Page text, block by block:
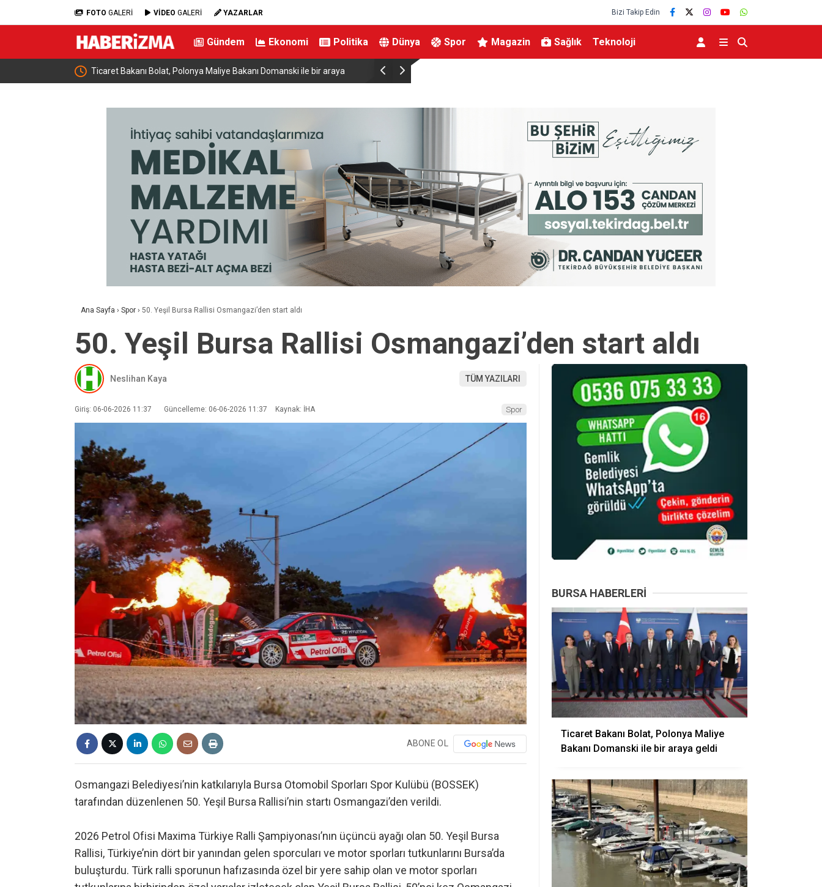
FOTO GALERİ VİDEO GALERİ YAZARLAR Bizi Takip Edin
Gündem Ekonomi Politika Dünya Spor Magazin Sağlık Teknoloji
Ticaret Bakanı Bolat, Polonya Maliye Bakanı Domanski ile bir araya Almanya’da Ren Nehri’nde kuraklık alarmı: Su seviyesinde tarihi düşüş
Ana Sayfa › Spor › 50. Yeşil Bursa Rallisi Osmangazi’den start aldı
50. Yeşil Bursa Rallisi Osmangazi’den start aldı
Neslihan Kaya TÜM YAZILARI
Giriş: 06-06-2026 11:37 Güncelleme: 06-06-2026 11:37 Kaynak: İHA Spor
ABONE OL
Osmangazi Belediyesi’nin katkılarıyla Bursa Otomobil Sporları Spor Kulübü (BOSSEK)
tarafından düzenlenen 50. Yeşil Bursa Rallisi’nin startı Osmangazi’den verildi.
2026 Petrol Ofisi Maxima Türkiye Ralli Şampiyonası’nın üçüncü ayağı olan 50. Yeşil Bursa
Rallisi, Türkiye’nin dört bir yanından gelen sporcuları ve motor sporları tutkunlarını Bursa’da
buluşturdu. Türk ralli sporunun hafızasında özel bir yere sahip olan ve motor sporları
BURSA HABERLERI
Ticaret Bakanı Bolat, Polonya Maliye
Bakanı Domanski ile bir araya geldi